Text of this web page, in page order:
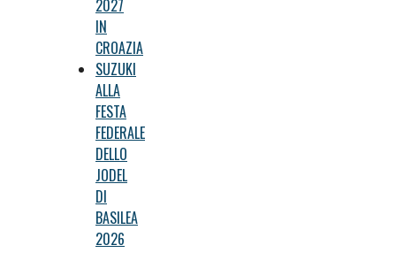
2027
IN
CROAZIA
SUZUKI
ALLA
FESTA
FEDERALE
DELLO
JODEL
DI
BASILEA
2026